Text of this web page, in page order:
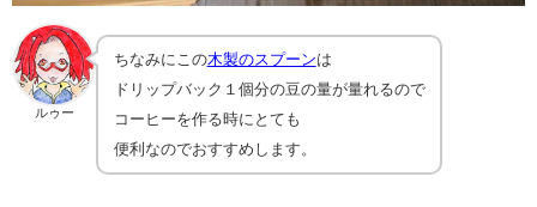
ルゥー
ちなみにこの木製のスプーンは
ドリップバック１個分の豆の量が量れるので
コーヒーを作る時にとても
便利なのでおすすめします。